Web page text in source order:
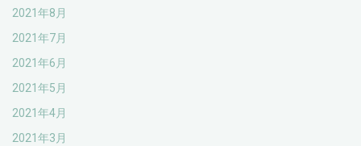
2021年8月
2021年7月
2021年6月
2021年5月
2021年4月
2021年3月